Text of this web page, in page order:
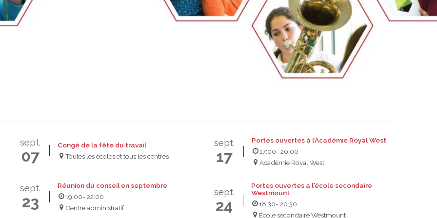
du conseil
adultes à besoins particuliers
(PS)
socioprofessionnelle (SISP)
en éducation générale (GEDTS)
doués et exceptionnels
ligne à la CSEM
Salle à manger de l’institut culinaire Pius
Coiffure et soins esthétiques à Laurier
sept.
07
Congé de la fête du travail
Toutes les écoles et tous les centres
sept.
17
Portes ouvertes à l’Académie Royal West
17:00- 20:00
Académie Royal West
sept.
23
Réunion du conseil en septembre
19:00- 22:00
Centre administratif
sept.
24
Portes ouvertes a l'école secondaire
Westmount
18:30- 20:30
École secondaire Westmount